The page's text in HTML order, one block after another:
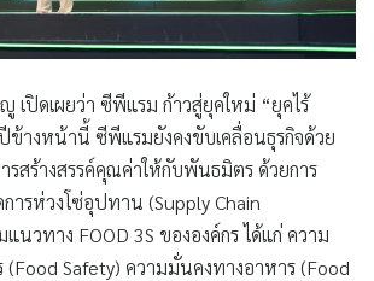
เปิดเผยว่า ซีพีแรม ก้าวสู่ยุคใหม่ “ยุคไร้
ข้างหน้านี้ ซีพีแรมยังคงขับเคลื่อนธุรกิจด้วย
รสร้างสรรค์คุณค่าให้กับพันธมิตร ด้วยการ
ารห่วงโซ่อุปทาน (Supply Chain
นวทาง FOOD 3S ขององค์กรได้แก่ ความ
Safety) ความมั่นคงทางอาหาร (Food